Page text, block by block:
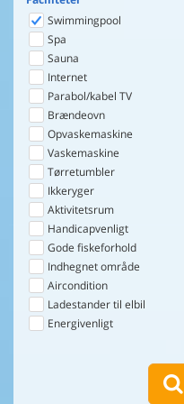
Swimmingpool
Spa
Sauna
Internet
Parabol/kabel TV
Brændeovn
Opvaskemaskine
Vaskemaskine
Tørretumbler
Ikkeryger
Aktivitetsrum
Handicapvenligt
Gode fiskeforhold
Indhegnet område
Aircondition
Ladestander til elbil
Energivenligt